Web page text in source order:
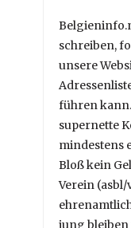
schreiben,
unsere
führen
supernette
mindestens
Bloß kein
Verein
jung bleiben